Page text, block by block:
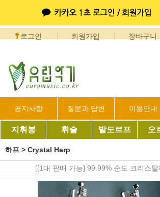
로그인 회원가입 장바구니
공지사항 질문과 답변 이용안내
지휘봉 휘슬 발도르프 오
하프 > Crystal Harp
[[1대 판매 가능] 99.99% 순도 크리스